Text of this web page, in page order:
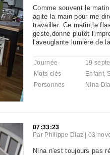
Comme souvent le
agite la main pour me
travailler. Ce matin,le
geste,donne plutôt
l'aveuglante lumière de
Journée
19
Mots-clés
Enfant,
Personnes
Nina
07:33:23
Par Philippe Diaz |03
Nina n'est toujours pas